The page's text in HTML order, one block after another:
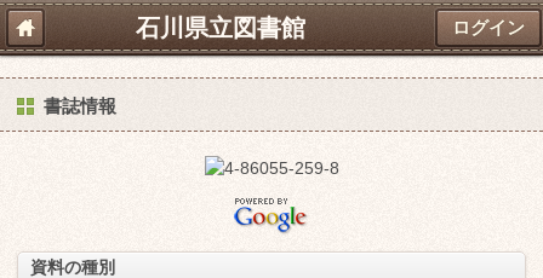
石川県立図書館 ログイン
書誌情報
資料の種別